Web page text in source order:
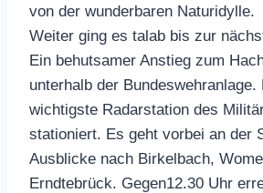
von der wunderbaren Naturidylle.
Weiter ging es talab bis zur
Ein behutsamer Anstieg zum
unterhalb der
wichtigste Radarstation des
stationiert. Es geht vorbei an der
Ausblicke nach Birkelbach,
Erndtebrück. Gegen12.30 Uhr